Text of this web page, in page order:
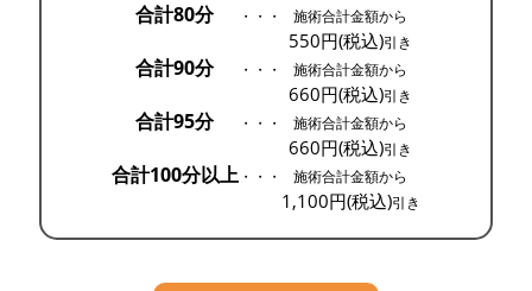
合計80分 ・・・ 施術合計金額から
550円(税込)引き
合計90分 ・・・ 施術合計金額から
660円(税込)引き
合計95分 ・・・ 施術合計金額から
660円(税込)引き
合計100分以上・・・ 施術合計金額から
1,100円(税込)引き